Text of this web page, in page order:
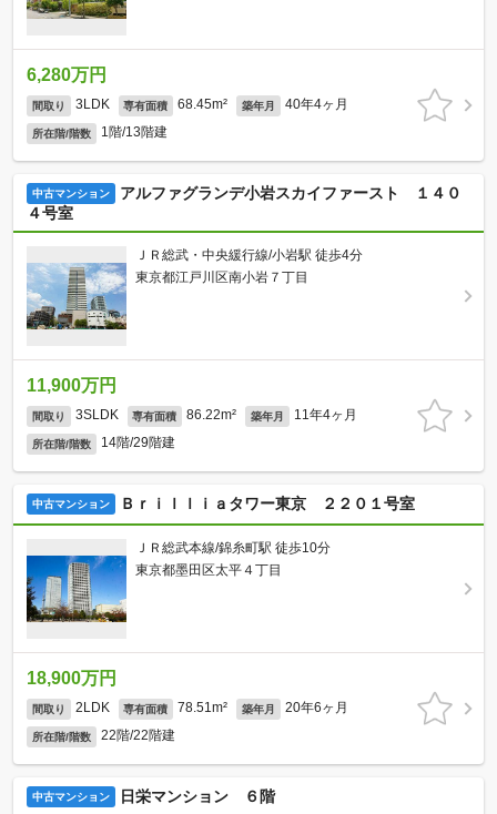
6,280万円
間取り 3LDK 専有面積 68.45m² 築年月 40年4ヶ月
所在階/階数 1階/13階建
中古マンション
アルファグランデ小岩スカイファースト １４０
４号室
ＪＲ総武・中央緩行線/小岩駅 徒歩4分
東京都江戸川区南小岩７丁目
11,900万円
間取り 3SLDK 専有面積 86.22m² 築年月 11年4ヶ月
所在階/階数 14階/29階建
中古マンション Ｂｒｉｌｌｉａタワー東京 ２２０１号室
ＪＲ総武本線/錦糸町駅 徒歩10分
東京都墨田区太平４丁目
18,900万円
間取り 2LDK 専有面積 78.51m² 築年月 20年6ヶ月
所在階/階数 22階/22階建
中古マンション 日栄マンション ６階